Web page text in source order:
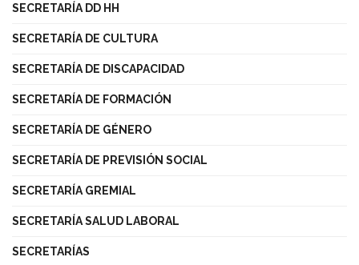
SECRETARÍA DD HH
SECRETARÍA DE CULTURA
SECRETARÍA DE DISCAPACIDAD
SECRETARÍA DE FORMACIÓN
SECRETARÍA DE GÉNERO
SECRETARÍA DE PREVISIÓN SOCIAL
SECRETARÍA GREMIAL
SECRETARÍA SALUD LABORAL
SECRETARÍAS